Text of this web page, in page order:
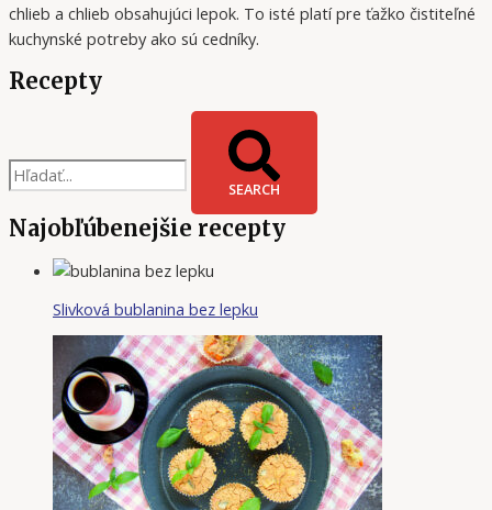
chlieb a chlieb obsahujúci lepok. To isté platí pre ťažko čistiteľné
kuchynské potreby ako sú cedníky.
Recepty
SEARCH
Najobľúbenejšie recepty
Slivková bublanina bez lepku